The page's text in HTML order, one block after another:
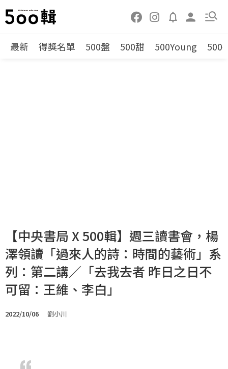
最新 得獎名單 500盤 500甜 500Young 500
【中央書局 X 500輯】週三讀書會，楊
澤領讀「過來人的詩：時間的藝術」系
列：第二講／「去我去者 昨日之日不
可留：王維、李白」
2022/10/06 劉小川